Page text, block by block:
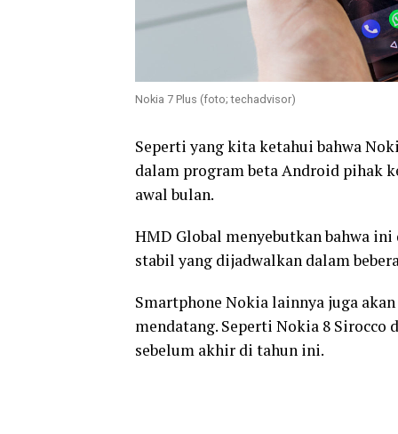
Nokia 7 Plus (foto; techadvisor)
Seperti yang kita ketahui bahwa
dalam program beta Android pihak
awal bulan.
HMD Global menyebutkan bahwa
stabil yang dijadwalkan dalam
Smartphone Nokia lainnya juga
mendatang. Seperti Nokia 8 Sirocco
sebelum akhir di tahun ini.